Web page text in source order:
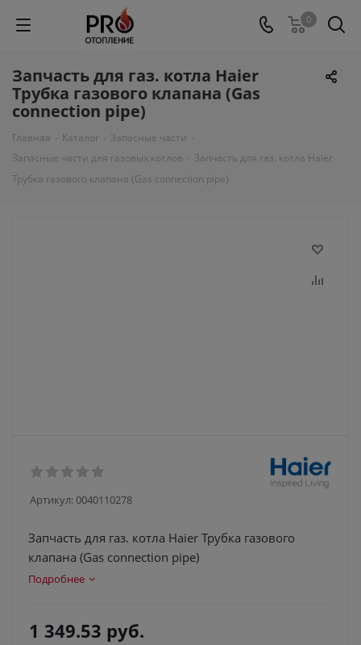
0
Запчасть для газ. котла Haier
Трубка газового клапана (Gas
connection pipe)
Главная - Каталог - Запасные части -
Запасные части для газовых котлов - Запчасть для газ. котла Haier
Трубка газового клапана (Gas connection pipe)
Артикул:0040110278
Запчасть для газ. котла Haier Трубка газового
клапана (Gas connection pipe)
Подробнее
1 349.53 руб.